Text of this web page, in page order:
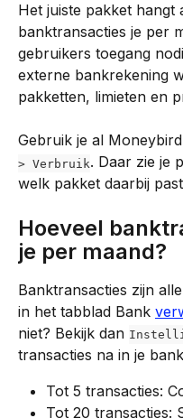
Het juiste pakket hangt
banktransacties je per
gebruikers toegang
externe bankrekening
pakketten, limieten en
Gebruik je al
> Verbruik. Daar zie je
welk pakket daarbij
Hoeveel
je per maand?
Banktransacties zijn
in het tabblad Bank
niet? Bekijk dan
transacties na in je
Tot 5 transacties:
Tot 20 transacties: